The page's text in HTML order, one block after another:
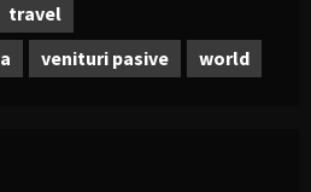
travel
venituri pasive world